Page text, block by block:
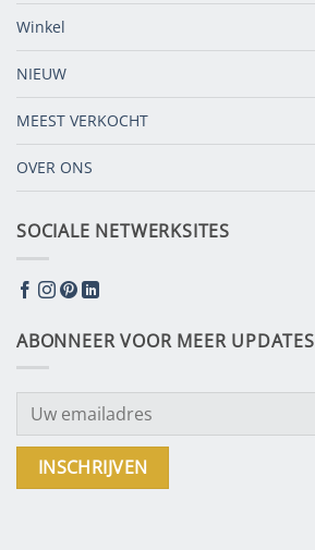
Winkel
NIEUW
MEEST VERKOCHT
OVER ONS
SOCIALE NETWERKSITES
ABONNEER VOOR MEER UPDATES